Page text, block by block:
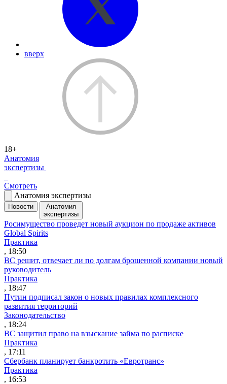
вверх
18+
Анатомия
экспертизы
Смотреть
Анатомия экспертизы
Новости
Анатомия
экспертизы
Росимущество проведет новый аукцион по продаже активов
Global Spirits
Практика
, 18:50
ВС решит, отвечает ли по долгам брошенной компании новый
руководитель
Практика
, 18:47
Путин подписал закон о новых правилах комплексного
развития территорий
Законодательство
, 18:24
ВС защитил право на взыскание займа по расписке
Практика
, 17:11
Сбербанк планирует банкротить «Евротранс»
Практика
, 16:53